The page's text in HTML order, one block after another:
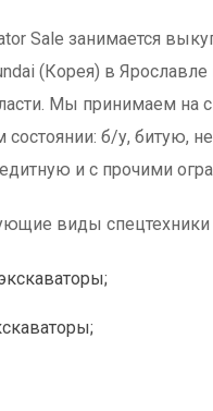
Sale занимается
(Корея) в Ярославле
Мы принимаем на
б/у, битую, не
и с прочими
виды спецтехники